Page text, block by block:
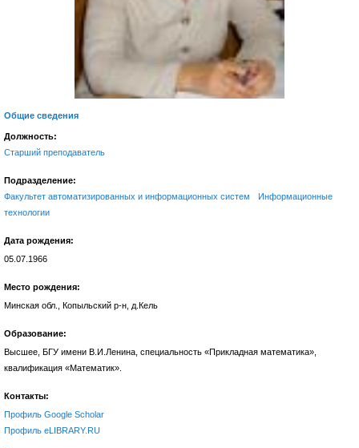
Общие сведения
Должность:
Старший преподаватель
Подразделение:
Факультет автоматизированных и информационных систем
Информационные
технологии
Дата рождения:
05.07.1966
Место рождения:
Минская обл., Копыльский р-н, д.Кель
Образование:
Высшее, БГУ имени В.И.Ленина, специальность «Прикладная математика»,
квалификация «Математик».
Контакты:
Профиль Google Scholar
Профиль eLIBRARY.RU